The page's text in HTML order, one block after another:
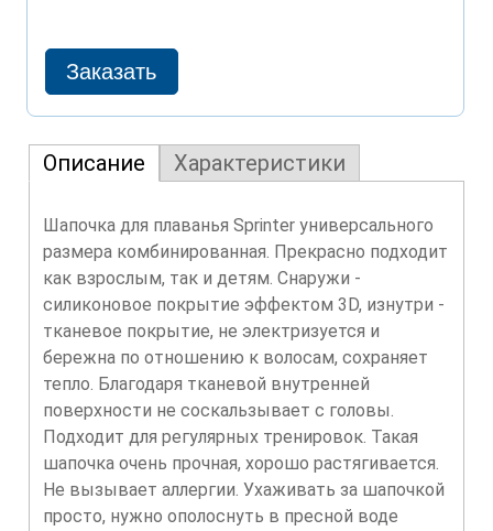
Описание Характеристики
Шапочка для плаванья Sprinter универсального
размера комбинированная. Прекрасно подходит
как взрослым, так и детям. Снаружи -
силиконовое покрытие эффектом 3D, изнутри -
тканевое покрытие, не электризуется и
бережна по отношению к волосам, сохраняет
тепло. Благодаря тканевой внутренней
поверхности не соскальзывает с головы.
Подходит для регулярных тренировок. Такая
шапочка очень прочная, хорошо растягивается.
Не вызывает аллергии. Ухаживать за шапочкой
просто, нужно ополоснуть в пресной воде